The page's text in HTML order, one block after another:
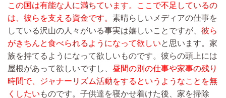
この国は有能な人に満ちています。ここで不足しているの
は、彼らを支える資金です。 素晴らしいメディアの仕事を
している沢山の人々がいる事実は嬉しいことですが、 彼ら
がきちんと食べられるようになって欲しいと思います。家
族を持てるようになって欲しいものです。彼らの頭上には
屋根があって欲しいですし、 昼間の別の仕事や家事の残り
時間で、ジャナーリズム活動をするというようなことを無
くしたい ものです。子供達を寝かせ着けた後、家を掃除